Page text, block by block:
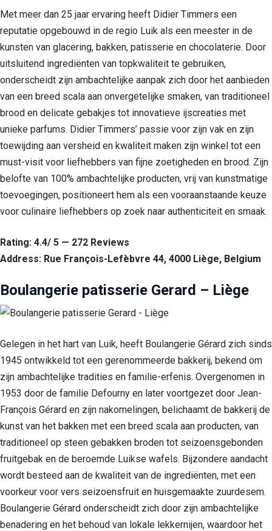
Met meer dan 25 jaar ervaring heeft Didier Timmers een
reputatie opgebouwd in de regio Luik als een meester in de
kunsten van glacering, bakken, patisserie en chocolaterie. Door
uitsluitend ingrediënten van topkwaliteit te gebruiken,
onderscheidt zijn ambachtelijke aanpak zich door het aanbieden
van een breed scala aan onvergetelijke smaken, van traditioneel
brood en delicate gebakjes tot innovatieve ijscreaties met
unieke parfums. Didier Timmers’ passie voor zijn vak en zijn
toewijding aan versheid en kwaliteit maken zijn winkel tot een
must-visit voor liefhebbers van fijne zoetigheden en brood. Zijn
belofte van 100% ambachtelijke producten, vrij van kunstmatige
toevoegingen, positioneert hem als een vooraanstaande keuze
voor culinaire liefhebbers op zoek naar authenticiteit en smaak.
Rating: 4.4/ 5 — 272 Reviews
Address: Rue François-Lefèbvre 44, 4000 Liège, Belgium
Boulangerie patisserie Gerard – Liège
Gelegen in het hart van Luik, heeft Boulangerie Gérard zich sinds
1945 ontwikkeld tot een gerenommeerde bakkerij, bekend om
zijn ambachtelijke tradities en familie-erfenis. Overgenomen in
1953 door de familie Defourny en later voortgezet door Jean-
François Gérard en zijn nakomelingen, belichaamt de bakkerij de
kunst van het bakken met een breed scala aan producten, van
traditioneel op steen gebakken broden tot seizoensgebonden
fruitgebak en de beroemde Luikse wafels. Bijzondere aandacht
wordt besteed aan de kwaliteit van de ingrediënten, met een
voorkeur voor vers seizoensfruit en huisgemaakte zuurdesem.
Boulangerie Gérard onderscheidt zich door zijn ambachtelijke
benadering en het behoud van lokale lekkernijen, waardoor het